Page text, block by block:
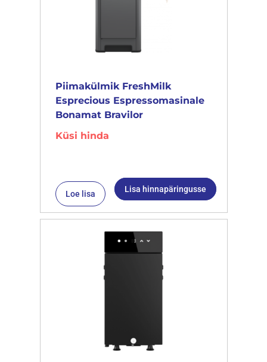
Piimakülmik FreshMilk
Esprecious Espressomasinale
Bonamat Bravilor
Küsi hinda
Loe lisa Lisa hinnapäringusse